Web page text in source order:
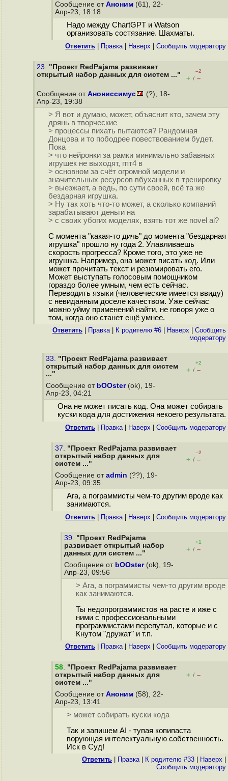
Сообщение от Аноним (61), 22-
Апр-23, 18:18
Надо между ChartGPT и Watson
организовать состязание. Шахматы.
Ответить Правка| Наверх Cообщить модератору
23. "Проект RedPajama развивает
открытый набор данных для систем ..."
–2
+ / –
Сообщение от Анониссимус
(?), 18-
Апр-23, 19:38
> Я вот и думаю, может, объяснит кто, зачем эту
дрянь в творческие
> процессы пихать пытаются? Рандомная
Донцова и то пободрее повествованием будет.
Пока
> что нейронки за рамки минимально забавных
игрушек не выходят, гпт4 в
> основном за счёт огромной модели и
значительных ресурсов вбуханных в тренировку
> выезжает, а ведь, по сути своей, всё та же
бездарная игрушка.
> Ну так хоть что-то может, а сколько компаний
зарабатывают деньги на
> с своих убогих моделях, взять тот же novel ai?
С момента "какая-то дичь" до момента "бездарная
игрушка" прошло ну года 2. Улавливаешь
скорость прогресса? Кроме того, это уже не
игрушка. Например, она может писать код. Или
может прочитать текст и резюмировать его.
Может выступать голосовым помощником
гораздо более умным, чем есть сейчас.
Переводить языки (человеческие имеется ввиду)
с невиданным доселе качеством. Уже сейчас
можно уйму применений найти, не говоря уже о
том, когда оно станет ещё умнее.
Ответить Правка| К родителю #6 Наверх
Cообщить
модератору
33. "Проект RedPajama развивает
открытый набор данных для систем
..."
+2
+ / –
Сообщение от bOOster(ok), 19-
Апр-23, 04:21
Она не может писать код. Она может собирать
куски кода для достижения некоего результата.
Ответить Правка| Наверх Cообщить модератору
37. "Проект RedPajama развивает
открытый набор данных для
систем ..."
–2
+ / –
Сообщение от admin (??), 19-
Апр-23, 09:35
Ага, а пограммисты чем-то другим вроде как
занимаются.
Ответить Правка| Наверх Cообщить модератору
39. "Проект RedPajama
развивает открытый набор
данных для систем ..."
+1
+ / –
Сообщение от bOOster(ok), 19-
Апр-23, 09:56
> Ага, а пограммисты чем-то другим вроде
как занимаются.
Ты недопрограммистов на расте и иже с
ними с профессиональными
программистами перепутал, которые и с
Кнутом "дружат" и т.п.
Ответить Правка| Наверх Cообщить модератору
58. "Проект RedPajama развивает
открытый набор данных для
систем ..."
+ / –
Сообщение от Аноним (58), 22-
Апр-23, 13:41
> может собирать куски кода
Так и запишем AI - тупая копипаста
ворующая интелектуальную собственность.
Иск в Суд!
Ответить Правка| К родителю #33 Наверх
Cообщить модератору